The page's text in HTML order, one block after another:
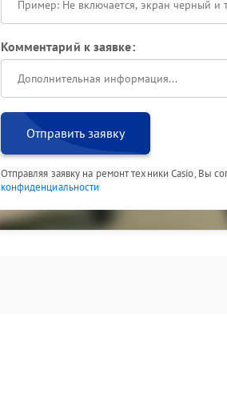
Комментарий к заявке:
Отправить заявку
Отправляя заявку на ремонт техники Casio, Вы
конфиденциальности